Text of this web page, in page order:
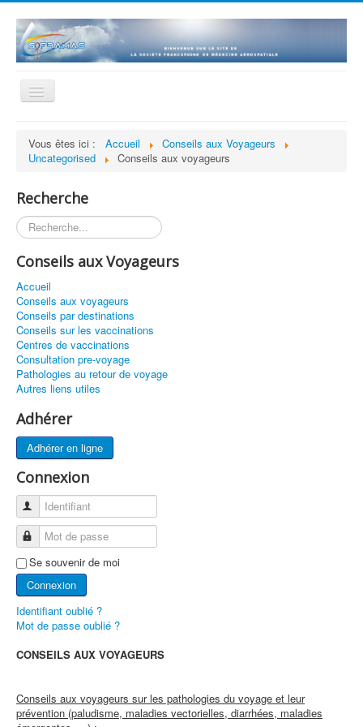
Basculer
La société
Adhésion
Revue
Histoire
Présentations scientifiques
Historique des séances
Bourse de recherche
Groupes de Travail
Devenir médecin aéronautique
Sécurité des vols
ICAM Paris 2022
AEROMEDEVAC
Prix et Récompenses
FAQ
Liens
Contact
Vous êtes ici : Accueil
Conseils aux Voyageurs
Uncategorised
Conseils aux voyageurs
Recherche
Rechercher
Conseils aux Voyageurs
Accueil
Conseils aux voyageurs
Conseils par destinations
Conseils sur les vaccinations
Centres de vaccinations
Consultation pre-voyage
Pathologies au retour de voyage
Autres liens utiles
Adhérer
Adhérer en ligne
Connexion
Identifiant
Mot de passe
Se souvenir de moi
Connexion
Identifiant oublié ?
Mot de passe oublié ?
CONSEILS AUX VOYAGEURS
Conseils aux voyageurs sur les pathologies du voyage et leur
prévention (paludisme, maladies vectorielles, diarrhées, maladies